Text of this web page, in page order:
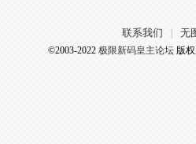
联系我们 无
©2003-2022 极限新码皇主论坛版权